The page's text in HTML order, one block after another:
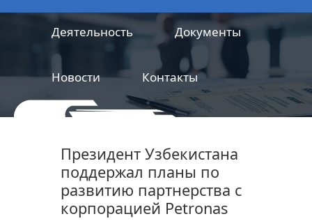
Деятельность Документы
Новости Контакты
железнодорожной продукции
Президент Узбекистана
поддержал планы по
развитию партнерства с
корпорацией Petronas